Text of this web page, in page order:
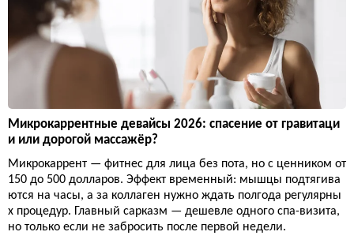
Микрокаррентные девайсы 2026: спасение от гравитаци
и или дорогой массажёр?
Микрокаррент — фитнес для лица без пота, но с ценником от
150 до 500 долларов. Эффект временный: мышцы подтягива
ются на часы, а за коллаген нужно ждать полгода регулярны
х процедур. Главный сарказм — дешевле одного спа-визита,
но только если не забросить после первой недели.